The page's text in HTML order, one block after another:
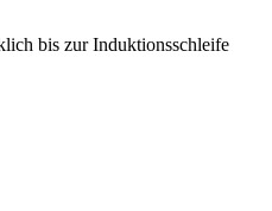
bis zur Induktionsschleife